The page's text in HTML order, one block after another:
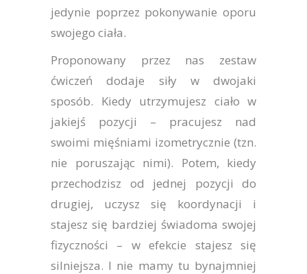
jedynie poprzez pokonywanie oporu
swojego ciała.
Proponowany przez nas zestaw
ćwiczeń dodaje siły w dwojaki
sposób. Kiedy utrzymujesz ciało w
jakiejś pozycji – pracujesz nad
swoimi mięśniami izometrycznie (tzn.
nie poruszając nimi). Potem, kiedy
przechodzisz od jednej pozycji do
drugiej, uczysz się koordynacji i
stajesz się bardziej świadoma swojej
fizyczności – w efekcie stajesz się
silniejsza. I nie mamy tu bynajmniej